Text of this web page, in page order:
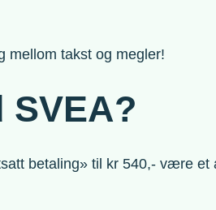
mellom takst og megler!
SVEA?
betaling» til kr 540,- være et